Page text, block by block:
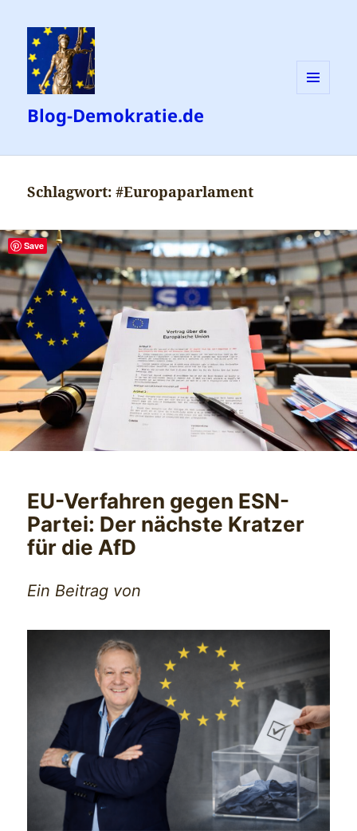
Blog-Demokratie.de
Schlagwort:#Europaparlament
EU-Verfahren gegen ESN-
Partei: Der nächste Kratzer
für die AfD
Ein Beitrag von
Save